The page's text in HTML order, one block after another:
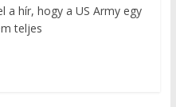
a hír, hogy a US Army egy
teljes